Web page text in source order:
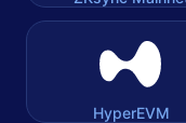
HyperEVM